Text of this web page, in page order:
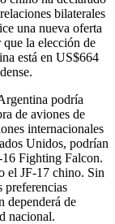
bilaterales
una nueva oferta
la elección de
está en US$664
podría
de aviones de
internacionales
Unidos, podrían
Fighting Falcon.
el JF-17 chino. Sin
preferencias
dependerá de
nacional.